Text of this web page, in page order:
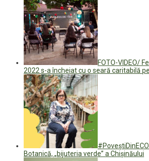
FOTO-VIDEO/
2022 s-a încheiat cu o seară caritabilă
Botanică, „bijuteria verde” a Chișinăului